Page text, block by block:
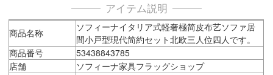
アイテム説明
商品名称
ソフィーナイタリア式軽奢極简皮布艺ソファ居
間小戸型現代简約セット北欧三人位四人です。
商品番号
53438843785
店舗
ソフィーナ家具フラッグショップ